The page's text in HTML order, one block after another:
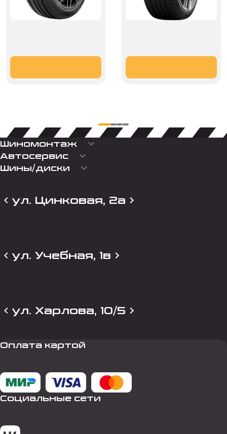
Шиномонтаж keyboard_arrow_down
Автосервис keyboard_arrow_down
Шины/диски keyboard_arrow_down
ул. Цинковая, 2а
ул. Учебная, 1в
ул. Харлова, 10/5
Оплата картой
Социальные сети